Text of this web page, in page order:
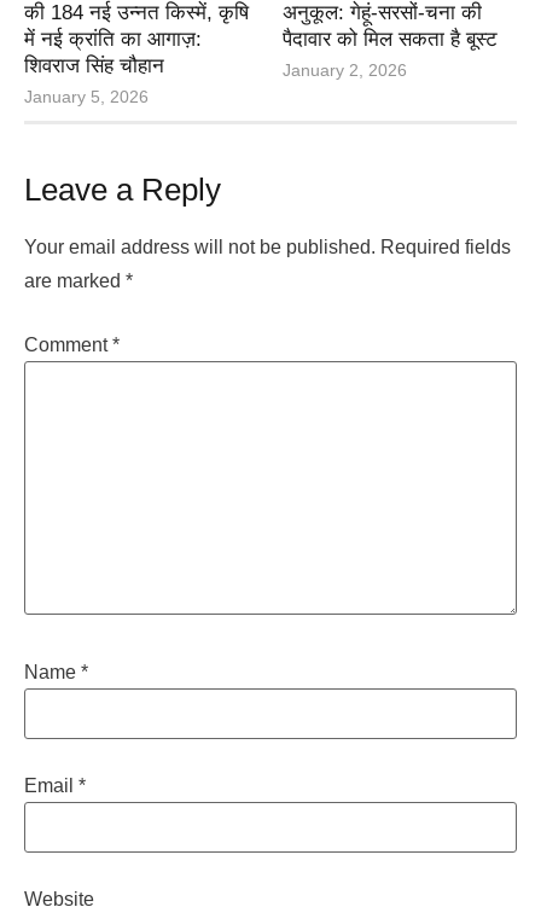
की 184 नई उन्नत किस्में, कृषि
में नई क्रांति का आगाज़:
शिवराज सिंह चौहान
January 5, 2026
अनुकूल: गेहूं-सरसों-चना की
पैदावार को मिल सकता है बूस्ट
January 2, 2026
Leave a Reply
Your email address will not be published. Required fields
are marked *
Comment*
Name *
Email *
Website